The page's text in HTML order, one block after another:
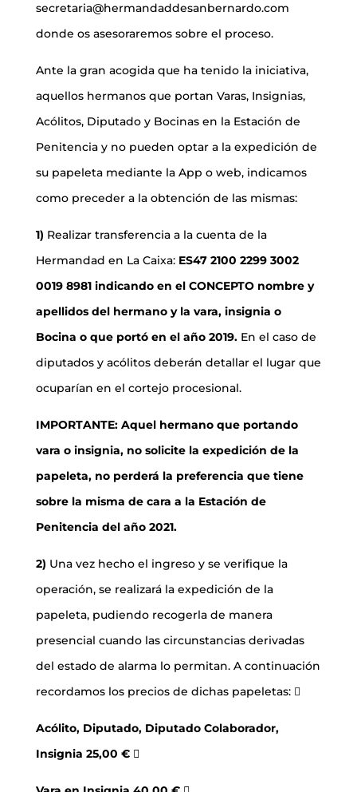
secretaria@hermandaddesanbernardo.com
donde os asesoraremos sobre el proceso.
Ante la gran acogida que ha tenido la iniciativa,
aquellos hermanos que portan Varas, Insignias,
Acólitos, Diputado y Bocinas en la Estación de
Penitencia y no pueden optar a la expedición de
su papeleta mediante la App o web, indicamos
como preceder a la obtención de las mismas:
1) Realizar transferencia a la cuenta de la
Hermandad en La Caixa: ES47 2100 2299 3002
0019 8981 indicando en el CONCEPTO nombre y
apellidos del hermano y la vara, insignia o
Bocina o que portó en el año 2019.En el caso de
diputados y acólitos deberán detallar el lugar que
ocuparían en el cortejo procesional.
IMPORTANTE: Aquel hermano que portando
vara o insignia, no solicite la expedición de la
papeleta, no perderá la preferencia que tiene
sobre la misma de cara a la Estación de
Penitencia del año 2021.
2) Una vez hecho el ingreso y se verifique la
operación, se realizará la expedición de la
papeleta, pudiendo recogerla de manera
presencial cuando las circunstancias derivadas
del estado de alarma lo permitan. A continuación
recordamos los precios de dichas papeletas: 
Acólito, Diputado, Diputado Colaborador,
Insignia 25,00 € 